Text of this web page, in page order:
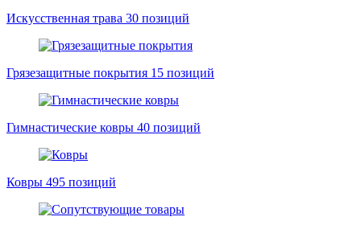
Искусственная трава 30 позиций
Грязезащитные покрытия 15 позиций
Гимнастические ковры 40 позиций
Ковры 495 позиций